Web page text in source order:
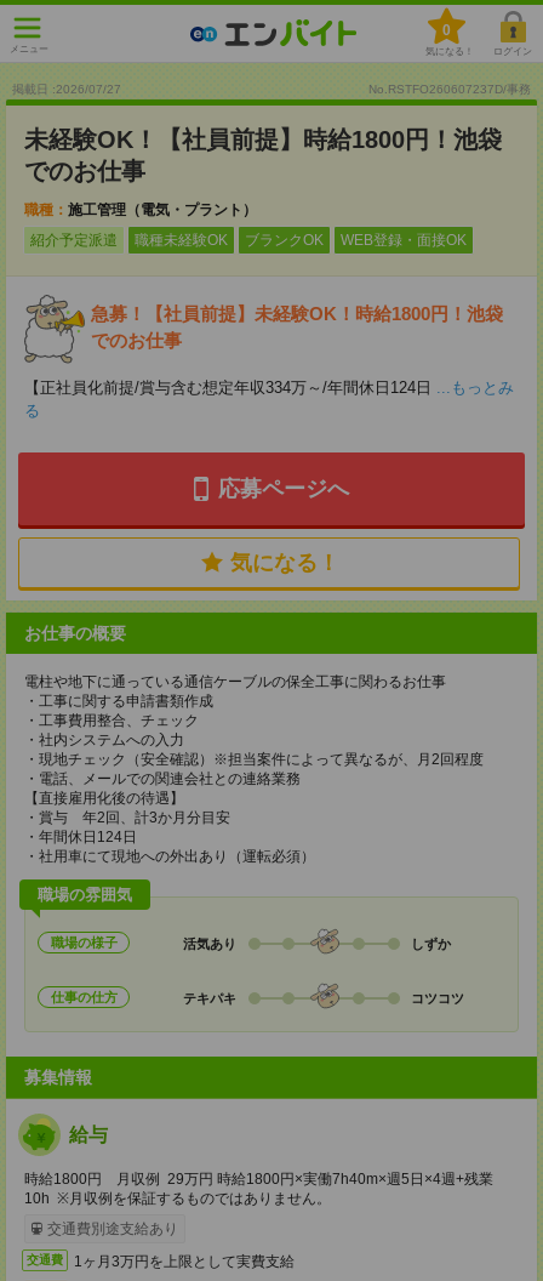
メニュー
0
気になる！ ログイン
掲載日 :2026/07/27 No.RSTFO260607237D/事務
未経験OK！【社員前提】時給1800円！池袋
でのお仕事
職種： 施工管理（電気・プラント）
紹介予定派遣
職種未経験OK ブランクOK WEB登録・面接OK
急募！【社員前提】未経験OK！時給1800円！池袋
でのお仕事
【正社員化前提/賞与含む想定年収334万～/年間休日124日 ...もっとみ
る
応募ページへ
気になる！
お仕事の概要
電柱や地下に通っている通信ケーブルの保全工事に関わるお仕事
・工事に関する申請書類作成
・工事費用整合、チェック
・社内システムへの入力
・現地チェック（安全確認）※担当案件によって異なるが、月2回程度
・電話、メールでの関連会社との連絡業務
【直接雇用化後の待遇】
・賞与 年2回、計3か月分目安
・年間休日124日
・社用車にて現地への外出あり（運転必須）
職場の雰囲気
職場の様子 活気あり しずか
仕事の仕方 テキパキ コツコツ
募集情報
給与
時給1800円 月収例 29万円 時給1800円×実働7h40m×週5日×4週+残業
10h ※月収例を保証するものではありません。
交通費別途支給あり
交通費 1ヶ月3万円を上限として実費支給